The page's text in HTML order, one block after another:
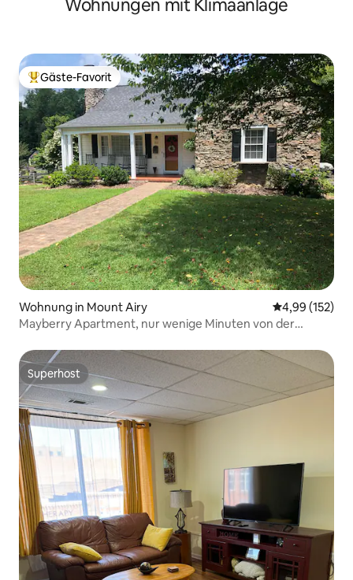
Wohnungen mit Klimaanlage
Beliebter Gäste-Favorit.
Gäste-Favorit
Wohnung in Mount Airy
4,99 (152)
Mayberry Apartment, nur wenige Minuten von der
Superhost
Superhost